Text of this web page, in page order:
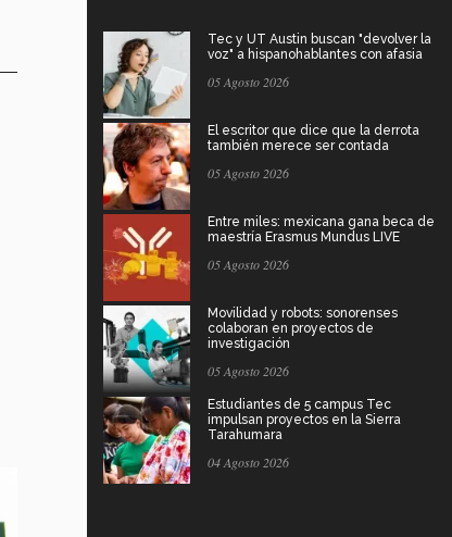
Tec y UT Austin buscan "devolver la
voz" a hispanohablantes con afasia
05 Agosto 2026
El escritor que dice que la derrota
también merece ser contada
05 Agosto 2026
Entre miles: mexicana gana beca de
maestría Erasmus Mundus LIVE
05 Agosto 2026
Movilidad y robots: sonorenses
colaboran en proyectos de
investigación
05 Agosto 2026
Estudiantes de 5 campus Tec
impulsan proyectos en la Sierra
Tarahumara
04 Agosto 2026